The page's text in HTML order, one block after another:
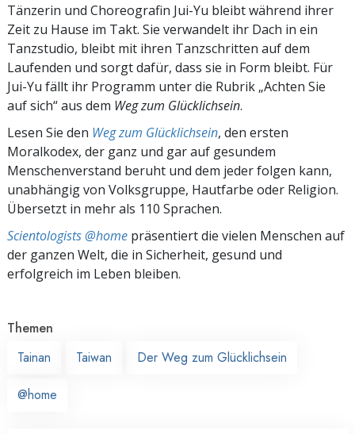
Tänzerin und Choreografin Jui-Yu bleibt während ihrer
Zeit zu Hause im Takt. Sie verwandelt ihr Dach in ein
Tanzstudio, bleibt mit ihren Tanzschritten auf dem
Laufenden und sorgt dafür, dass sie in Form bleibt. Für
Jui-Yu fällt ihr Programm unter die Rubrik „Achten Sie
auf sich“ aus dem Weg zum Glücklichsein.
Lesen Sie den Weg zum Glücklichsein, den ersten
Moralkodex, der ganz und gar auf gesundem
Menschenverstand beruht und dem jeder folgen kann,
unabhängig von Volksgruppe, Hautfarbe oder Religion.
Übersetzt in mehr als 110 Sprachen.
Scientologists @home präsentiert die vielen Menschen auf
der ganzen Welt, die in Sicherheit, gesund und
erfolgreich im Leben bleiben.
Themen
Tainan
Taiwan Der Weg zum Glücklichsein
@home